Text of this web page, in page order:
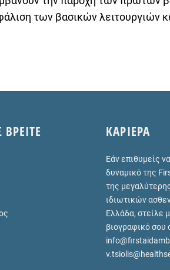
των βασικών λειτουργιών
ΚΑΡΙΕΡΑ
Εάν επιθυμείς
δυναμικό της
της
ιδιωτικών
Ελλάδα, στείλε
βιογραφικό σου